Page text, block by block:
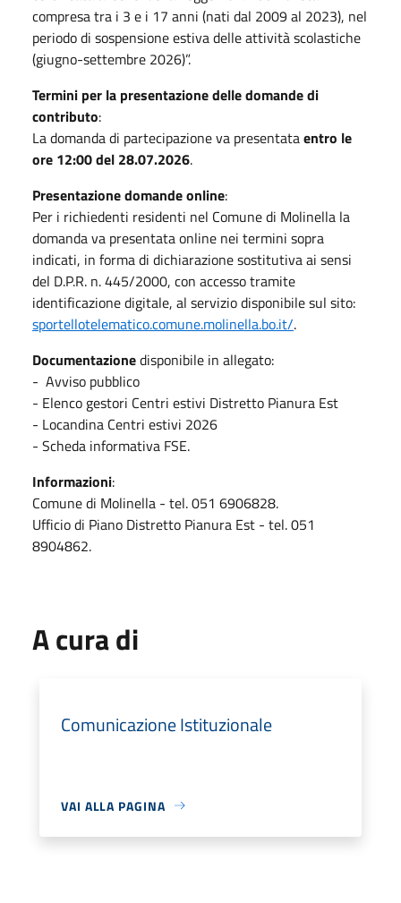
compresa tra i 3 e i 17 anni (nati dal 2009 al 2023), nel
periodo di sospensione estiva delle attività scolastiche
(giugno-settembre 2026)”.
Termini per la presentazione delle domande di
contributo:
La domanda di partecipazione va presentataentro le
ore 12:00 del 28.07.2026.
Presentazione domande online:
Per i richiedenti residenti nel Comune di Molinella la
domanda va presentata online nei termini sopra
indicati, in forma di dichiarazione sostitutiva ai sensi
del D.P.R. n. 445/2000, con accesso tramite
identificazione digitale, al servizio disponibile sul sito:
sportellotelematico.comune.molinella.bo.it/.
Documentazionedisponibile in allegato:
- Avviso pubblico
- Elenco gestori Centri estivi Distretto Pianura Est
- Locandina Centri estivi 2026
- Scheda informativa FSE.
Informazioni:
Comune di Molinella - tel. 051 6906828.
Ufficio di Piano Distretto Pianura Est - tel. 051
8904862.
A cura di
Comunicazione Istituzionale
VAI ALLA PAGINA